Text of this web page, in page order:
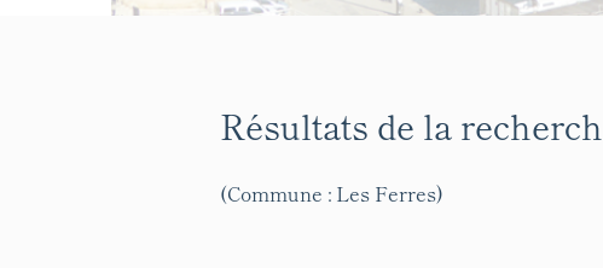
Résultats de la
(Commune : Les Ferres)